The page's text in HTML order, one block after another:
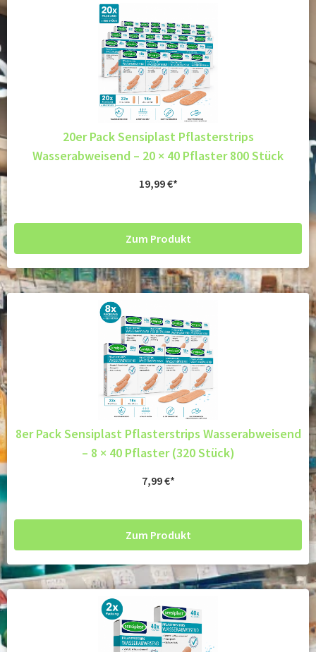
20er Pack Sensiplast Pflasterstrips
Wasserabweisend – 20 × 40 Pflaster 800 Stück
19,99€
Zum Produkt
8er Pack Sensiplast Pflasterstrips Wasserabweisend
– 8 × 40 Pflaster (320 Stück)
7,99€
Zum Produkt